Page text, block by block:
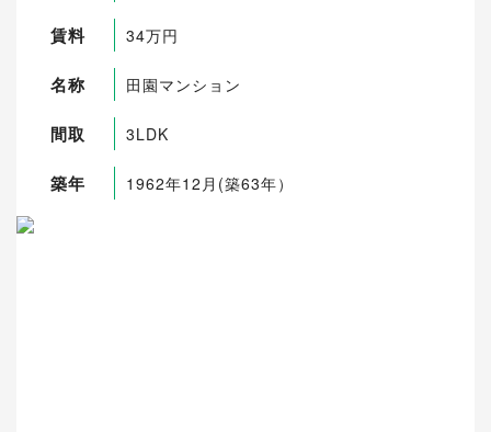
賃料 34万円
名称 田園マンション
間取 3LDK
築年 1962年12月(築63年）